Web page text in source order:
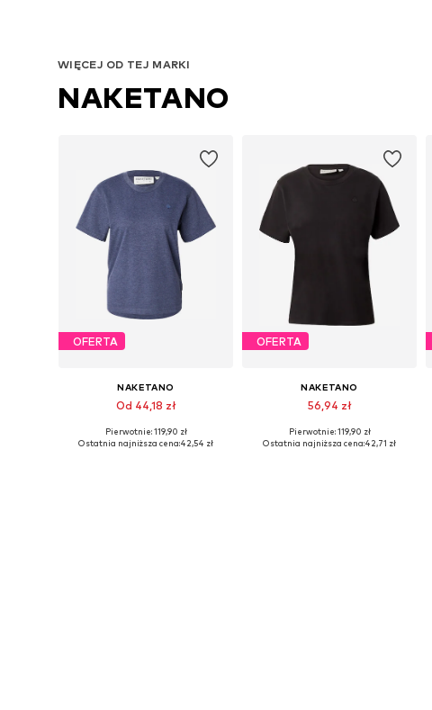
WIĘCEJ OD TEJ MARKI
NAKETANO
OFERTA
NAKETANO
Od 44,18 zł
Dostępne rozmiary: L, XL, XXL
Pierwotnie: 119,90 zł
Ostatnia najniższa cena:42,54 zł
OFERTA
NAKETANO
56,94 zł
Dostępne rozmiary: XS, S, XXL
Pierwotnie: 119,90 zł
Ostatnia najniższa cena:42,71 zł